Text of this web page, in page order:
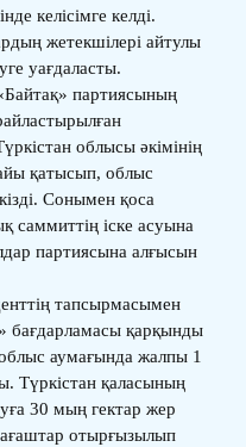
келісімге келді.
жетекшілері айтулы
уағдаласты.
партиясының
облысы әкімінің
қатысып, облыс
Сонымен қоса
саммиттің іске асуына
партиясына алғысын
тапсырмасымен
бағдарламасы қарқынды
аумағында жалпы 1
Түркістан қаласының
30 мың гектар жер
ағаштар отырғызылып